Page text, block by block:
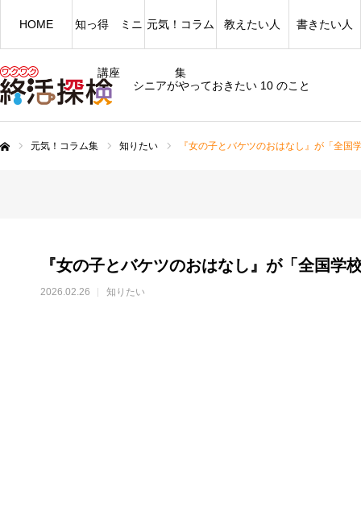
シニアがやっておきたい 10 のこと
HOME 知っ得 ミニ
講座
元気！コラム
集
教えたい人 書きたい人
元気！コラム集 知りたい 『女の子とバケツのおはなし』が「全国
『女の子とバケツのおはなし』が「全国学
2026.02.26 知りたい